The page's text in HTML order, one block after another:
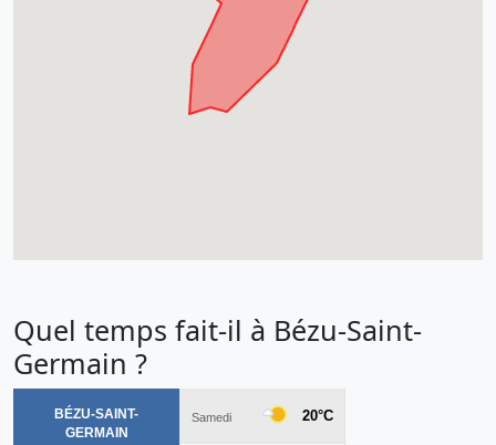
Quel temps fait-il à Bézu-Saint-
Germain ?